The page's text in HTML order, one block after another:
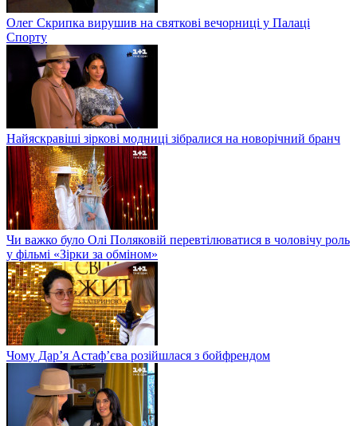
Олег Скрипка вирушив на святкові вечорниці у Палаці
Спорту
Найяскравіші зіркові модниці зібралися на новорічний бранч
Чи важко було Олі Поляковій перевтілюватися в чоловічу роль
у фільмі «Зірки за обміном»
Чому Дар’я Астаф’єва розійшлася з бойфрендом